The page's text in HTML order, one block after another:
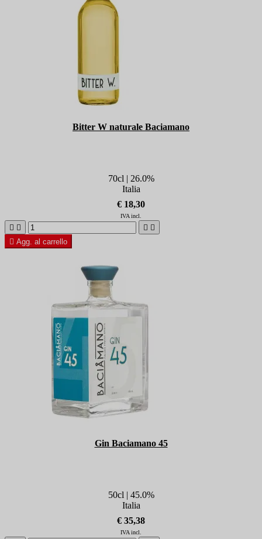
Bitter W naturale Baciamano
70cl | 26.0%
Italia
€ 18,30
IVA incl.
   
 Agg. al carrello
Gin Baciamano 45
50cl | 45.0%
Italia
€ 35,38
IVA incl.